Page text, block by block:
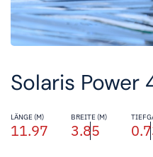
Solaris Power
LÄNGE (M)
11.97
BREITE (M)
3.85